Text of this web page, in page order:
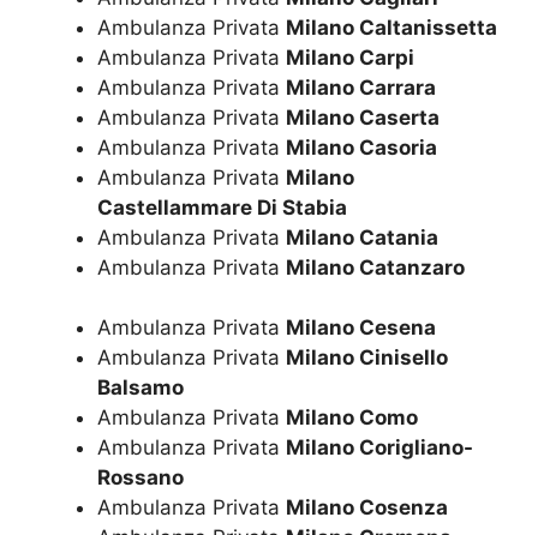
Ambulanza Privata Milano Caltanissetta
Ambulanza Privata Milano Carpi
Ambulanza Privata Milano Carrara
Ambulanza Privata Milano Caserta
Ambulanza Privata Milano Casoria
Ambulanza Privata Milano
Castellammare Di Stabia
Ambulanza Privata Milano Catania
Ambulanza Privata Milano Catanzaro
Ambulanza Privata Milano Cesena
Ambulanza Privata Milano Cinisello
Balsamo
Ambulanza Privata Milano Como
Ambulanza Privata Milano Corigliano-
Rossano
Ambulanza Privata Milano Cosenza